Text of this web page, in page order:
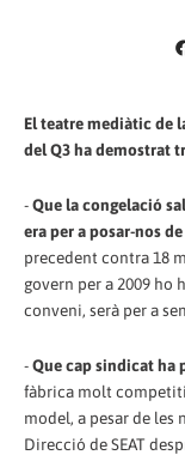
El teatre mediàtic de
del Q3 ha demostrat
-Que la congelació
era per a posar-nos
precedent contra 18
govern per a 2009 ho
conveni, serà per a
-Que cap sindicat ha
fàbrica molt
model, a pesar de
Direcció de SEAT